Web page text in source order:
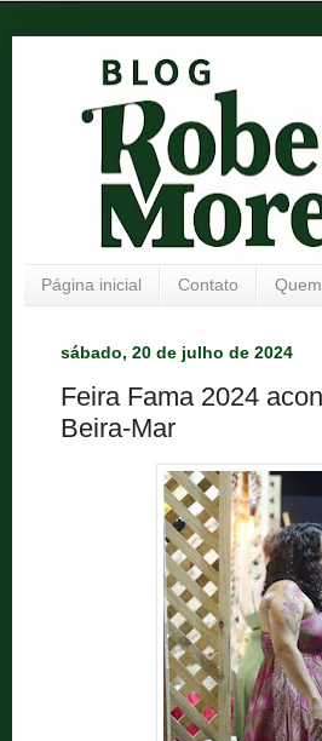
Página inicial Contato
sábado, 20 de julho de 2024
Feira Fama 2024
Beira-Mar